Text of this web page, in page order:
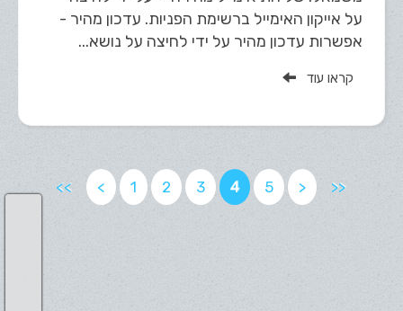
על אייקון האימייל ברשימת הפניות. עדכון מהיר -
אפשרות עדכון מהיר על ידי לחיצה על נושא...
קראו עוד
<< < 1 2 3 4 5 > >>